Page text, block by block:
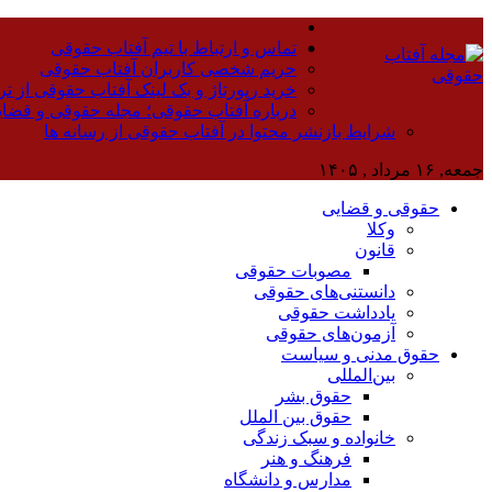
تماس و ارتباط با تیم آفتاب حقوقی
حریم شخصی کاربران آفتاب حقوقی
خرید رپورتاژ و بک لینک آفتاب حقوقی از
درباره آفتاب حقوقی؛ مجله حقوقی و
شرایط بازنشر محتوا در آفتاب حقوقی از رسانه ها
جمعه, ۱۶ مرداد , ۱۴۰۵
حقوقی و قضایی
وکلا
قانون
مصوبات حقوقی
دانستنی‌های حقوقی
یادداشت حقوقی
آزمون‌های حقوقی
حقوق مدنی و سیاست
بین‌المللی
حقوق بشر
حقوق بین الملل
خانواده و سبک زندگی
فرهنگ و هنر
مدارس و دانشگاه